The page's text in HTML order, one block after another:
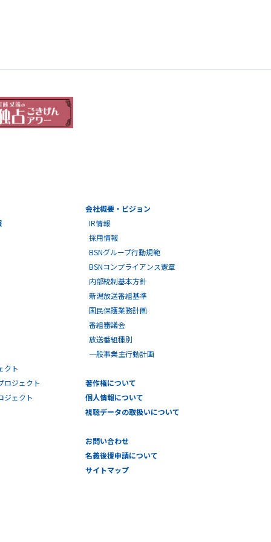
クト
ロジェクト
ジェクト
会社概要・ビジョン
IR情報
採用情報
BSNグループ行動規範
BSNコンプライアンス憲章
内部統制基本方針
新潟放送番組基準
国民保護業務計画
番組審議会
放送番組種別
一般事業主行動計画
著作権について
個人情報について
視聴データの取扱いについて
お問い合わせ
名義後援申請について
サイトマップ